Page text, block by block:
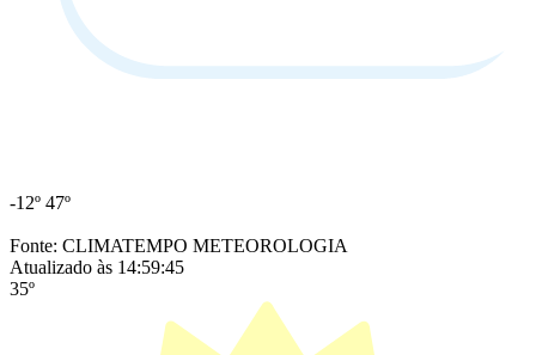
-12º 47º
Fonte: CLIMATEMPO METEOROLOGIA
Atualizado às 14:59:45
35º